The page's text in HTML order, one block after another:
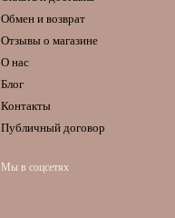
Обмен и возврат
Отзывы о магазине
О нас
Блог
Контакты
Публичный договор
Мы в соцсетях